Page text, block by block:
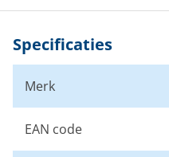
Specificaties
Merk
EAN code